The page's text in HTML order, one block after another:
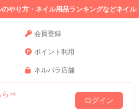
やり方・ネイル用品ランキングなどネイル
会員登録
ポイント利用
ネルパラ店舗
ら⇒
ログイン